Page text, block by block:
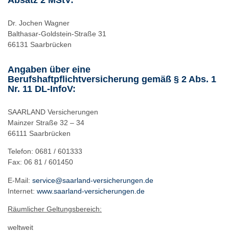
Dr. Jochen Wagner
Balthasar-Goldstein-Straße 31
66131 Saarbrücken
Angaben über eine
Berufshaftpflichtversicherung gemäß § 2 Abs. 1
Nr. 11 DL-InfoV:
SAARLAND Versicherungen
Mainzer Straße 32 – 34
66111 Saarbrücken
Telefon: 0681 / 601333
Fax: 06 81 / 601450
E-Mail: service@saarland-versicherungen.de
Internet: www.saarland-versicherungen.de
Räumlicher Geltungsbereich:
weltweit